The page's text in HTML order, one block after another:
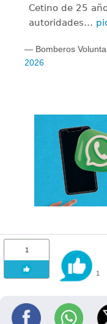
Cetino de 25
autoridades…
— Bomberos
2026
1
1